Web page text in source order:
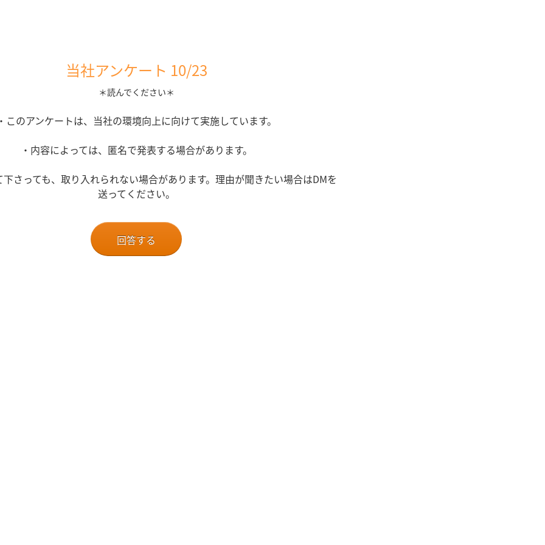
当社アンケート 10/23
＊読んでください＊
・このアンケートは、当社の環境向上に向けて実施しています。
・内容によっては、匿名で発表する場合があります。
下さっても、取り入れられない場合があります。理由が聞きたい場合はDMを
送ってください。
回答する